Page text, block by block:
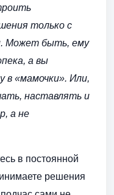
только с
Может быть, ему
а вы
в «мамочки». Или,
наставлять и
а не
в постоянной
решения